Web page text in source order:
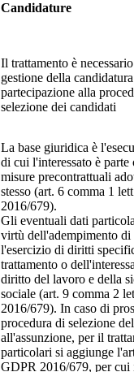
Candidature
Il trattamento è
gestione della
partecipazione alla
selezione dei candidati
La base giuridica è
di cui l'interessato è parte
misure precontrattuali
stesso (art. 6 comma 1
2016/679).
Gli eventuali dati
virtù dell'adempimento
l'esercizio di diritti
trattamento o
diritto del lavoro e della
sociale (art. 9 comma 2
2016/679). In caso di
procedura di selezione
all'assunzione, per il
particolari si aggiunge
GDPR 2016/679, per cui